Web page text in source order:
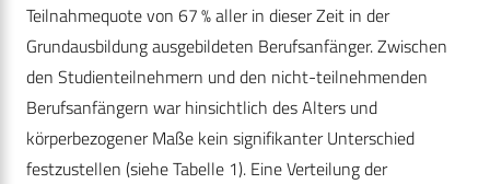
Teilnahmequote von 67 % aller in dieser Zeit in der
Grundausbildung ausgebildeten Berufsanfänger. Zwischen
den Studienteilnehmern und den nicht-teilnehmenden
Berufsanfängern war hinsichtlich des Alters und
körperbezogener Maße kein signifikanter Unterschied
festzustellen (siehe Tabelle 1). Eine Verteilung der